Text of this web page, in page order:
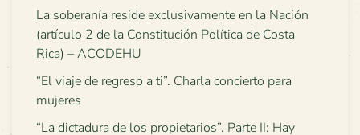
La soberanía reside exclusivamente en la Nación
(artículo 2 de la Constitución Política de Costa
Rica) – ACODEHU
“El viaje de regreso a ti”. Charla concierto para
mujeres
“La dictadura de los propietarios”. Parte II: Hay